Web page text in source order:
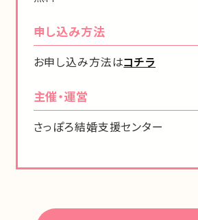
申し込み方法
お申し込み方法はコチラ
主催・運営
さっぽろ結婚支援センター